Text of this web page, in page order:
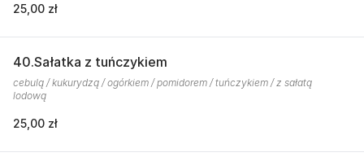
25,00 zł
40.Sałatka z tuńczykiem
cebulą / kukurydzą / ogórkiem / pomidorem / tuńczykiem / z sałatą
lodową
25,00 zł